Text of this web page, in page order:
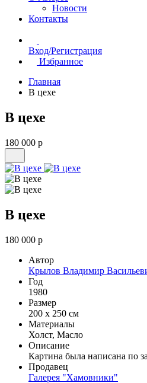
Новости
Контакты
Вход/Регистрация
Избранное
Главная
В цехе
В цехе
180 000 р
В цехе
180 000 р
Автор
Крылов Владимир
Год
1980
Размер
200 х 250 см
Материалы
Холст, Масло
Описание
Картина была написана по
Продавец
Галерея "Хамовники"